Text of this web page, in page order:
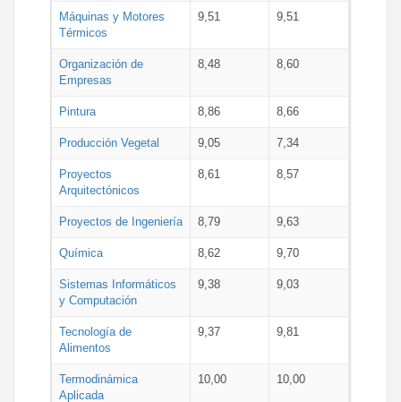
Máquinas y Motores
Térmicos
9,51 9,51
Organización de
Empresas
8,48 8,60
Pintura 8,86 8,66
Producción Vegetal 9,05 7,34
Proyectos
Arquitectónicos
8,61 8,57
Proyectos de Ingeniería 8,79 9,63
Química 8,62 9,70
Sistemas Informáticos
y Computación
9,38 9,03
Tecnología de
Alimentos
9,37 9,81
Termodinámica
Aplicada
10,00 10,00